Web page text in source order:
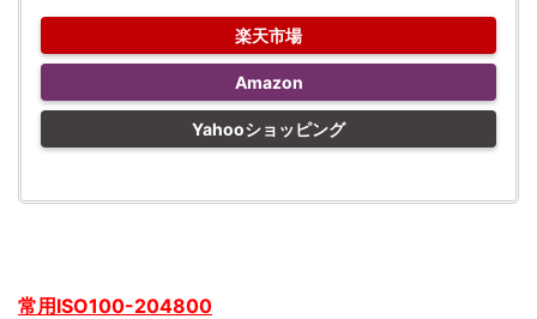
楽天市場
Amazon
Yahooショッピング
常用ISO100-204800